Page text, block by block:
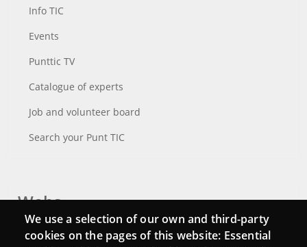
Info TIC
Events
Punttic TV
Catalogue of experts
Job and volunteer board
Search your Punt TIC
Webs
Login
We use a selection of our own and third-party
cookies on the pages of this website: Essential